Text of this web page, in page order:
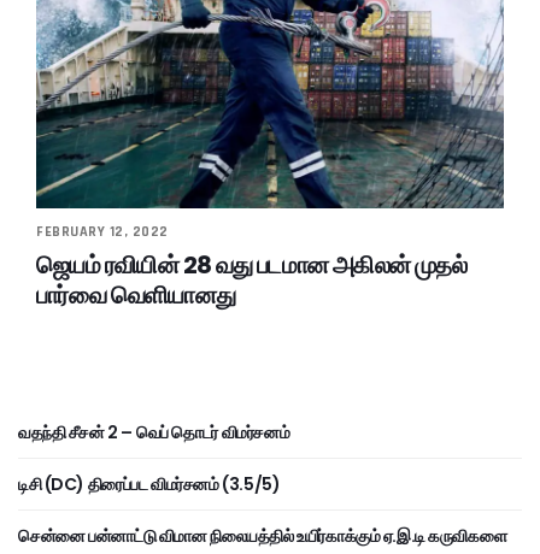
FEBRUARY 12, 2022
ஜெயம் ரவியின் 28 வது படமான அகிலன் முதல்
பார்வை வெளியானது
வதந்தி சீசன் 2 – வெப் தொடர் விமர்சனம்
டிசி (DC) திரைப்பட விமர்சனம் (3.5/5)
சென்னை பன்னாட்டு விமான நிலையத்தில் உயிர்காக்கும் ஏ.இ.டி கருவிகளை